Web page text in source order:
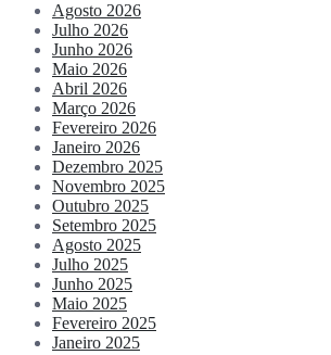
Agosto 2026
Julho 2026
Junho 2026
Maio 2026
Abril 2026
Março 2026
Fevereiro 2026
Janeiro 2026
Dezembro 2025
Novembro 2025
Outubro 2025
Setembro 2025
Agosto 2025
Julho 2025
Junho 2025
Maio 2025
Fevereiro 2025
Janeiro 2025